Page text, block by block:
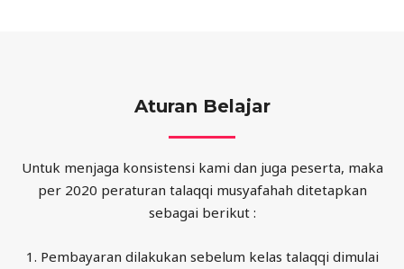
Aturan Belajar
Untuk menjaga konsistensi kami dan juga peserta, maka
per 2020 peraturan talaqqi musyafahah ditetapkan
sebagai berikut :
1. Pembayaran dilakukan sebelum kelas talaqqi dimulai